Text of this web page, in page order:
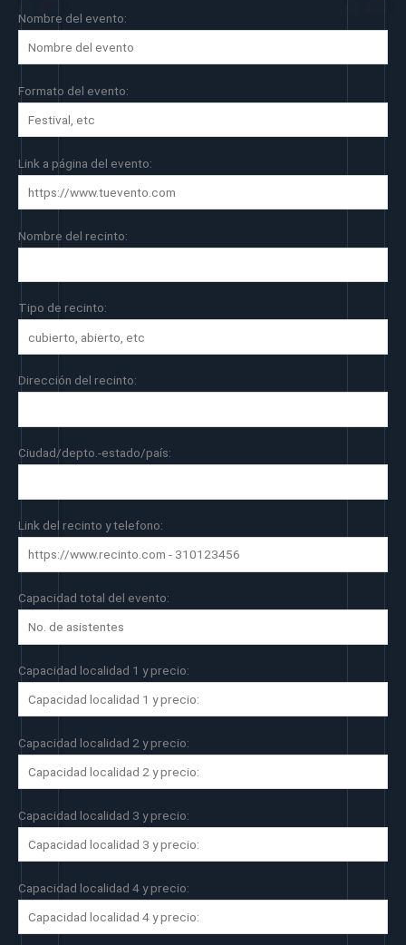
Nombre del evento:
Formato del evento:
Link a página del evento:
Nombre del recinto:
Tipo de recinto:
Dirección del recinto:
Ciudad/depto.-estado/país:
Link del recinto y telefono:
Capacidad total del evento:
Capacidad localidad 1 y precio:
Capacidad localidad 2 y precio:
Capacidad localidad 3 y precio:
Capacidad localidad 4 y precio: